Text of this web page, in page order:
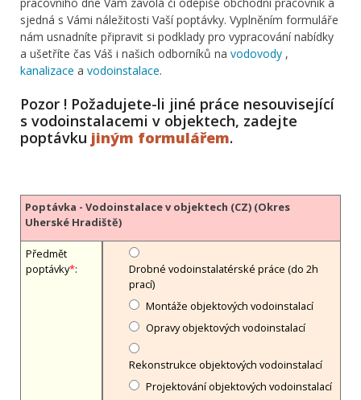
pracovního dne Vám zavolá či odepíše obchodní pracovník a
sjedná s Vámi náležitosti Vaší poptávky. Vyplněním formuláře
nám usnadníte připravit si podklady pro vypracování nabídky
a ušetříte čas Váš i našich odborníků na vodovody ,
kanalizace a vodoinstalace.
Pozor ! Požadujete-li jiné práce nesouvisející
s vodoinstalacemi v objektech, zadejte
poptávku jiným formulářem.
Poptávka - Vodoinstalace v objektech (CZ) (Okres
Uherské Hradiště)
Předmět
poptávky*:
Drobné vodoinstalatérské práce (do 2h
prací)
Montáže objektových vodoinstalací
Opravy objektových vodoinstalací
Rekonstrukce objektových vodoinstalací
Projektování objektových vodoinstalací